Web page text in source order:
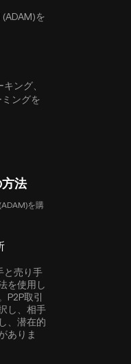
を
ング、
ングを
法
を購
と売り手
を使用し
取引
し、相手
、潜在的
ありま